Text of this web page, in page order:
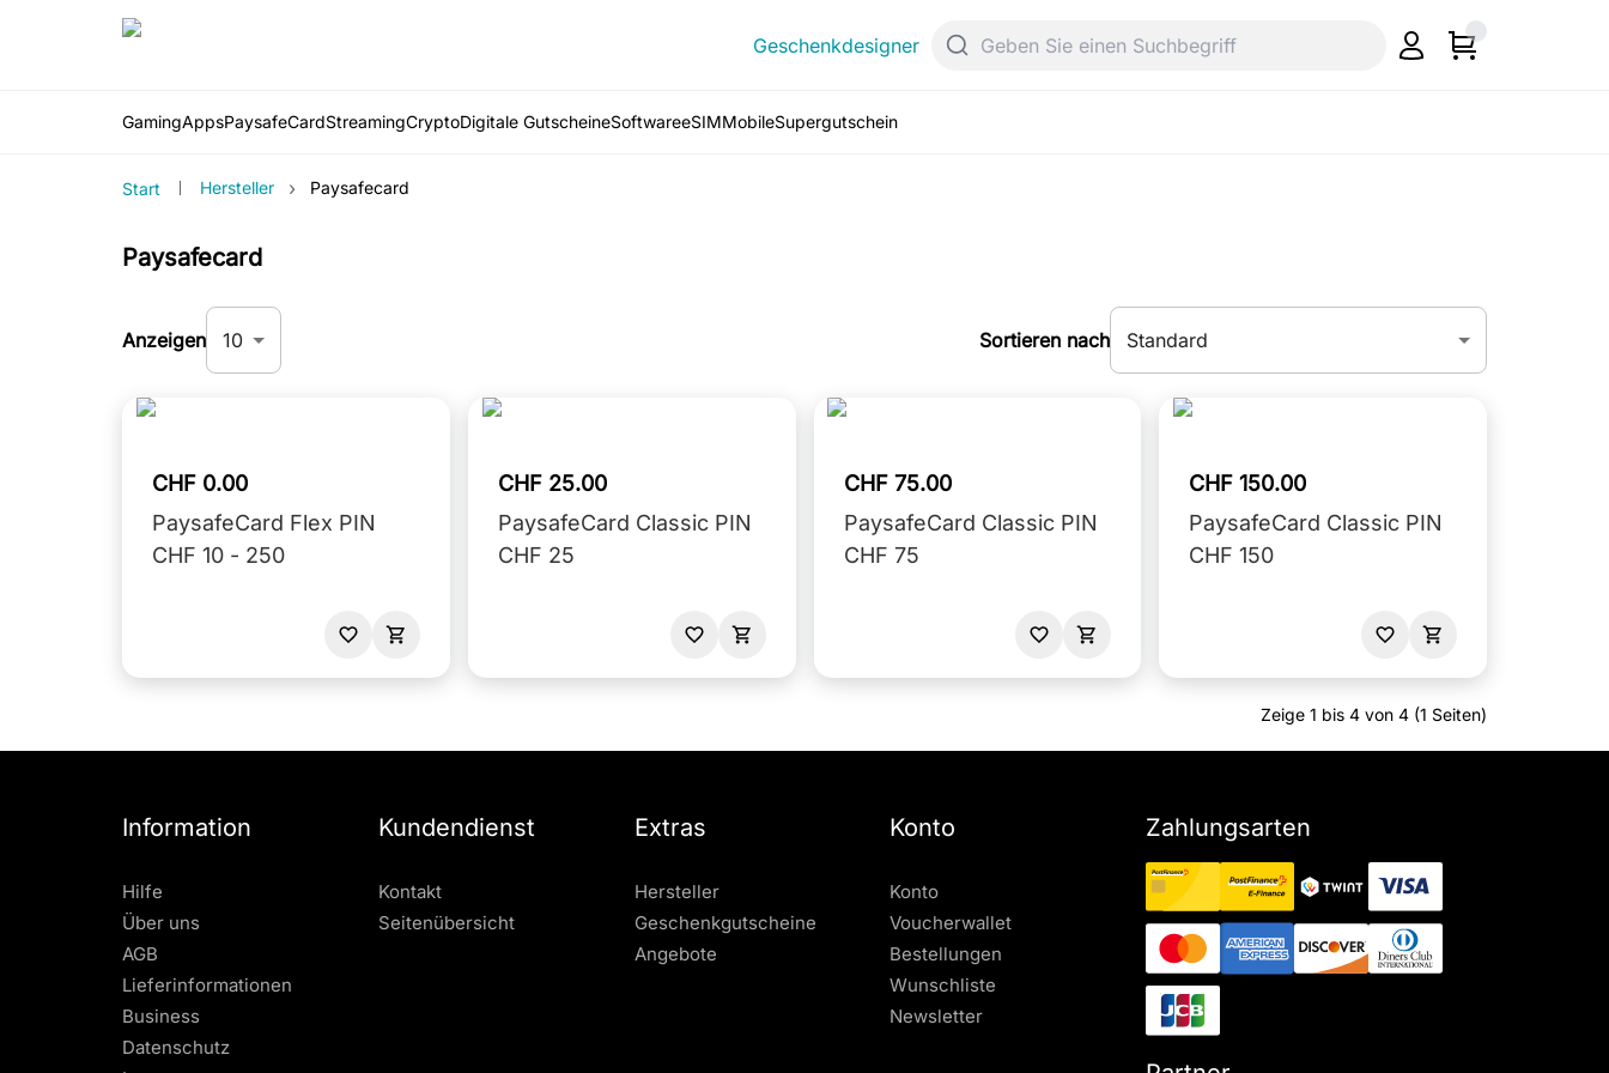
Geschenkdesigner
GamingAppsPaysafeCardStreamingCryptoDigitale GutscheineSoftwareeSIMMobileSupergutschein
Start Hersteller › Paysafecard
Paysafecard
Anzeigen 10 Sortieren nach Standard
CHF 0.00
PaysafeCard Flex PIN
CHF 10 - 250
CHF 25.00
PaysafeCard Classic PIN
CHF 25
CHF 75.00
PaysafeCard Classic PIN
CHF 75
CHF 150.00
PaysafeCard Classic PIN
CHF 150
Zeige 1 bis 4 von 4 (1 Seiten)
Information
Hilfe
Über uns
AGB
Lieferinformationen
Business
Datenschutz
Kundendienst
Kontakt
Seitenübersicht
Extras
Hersteller
Geschenkgutscheine
Angebote
Konto
Konto
Voucherwallet
Bestellungen
Wunschliste
Newsletter
Zahlungsarten